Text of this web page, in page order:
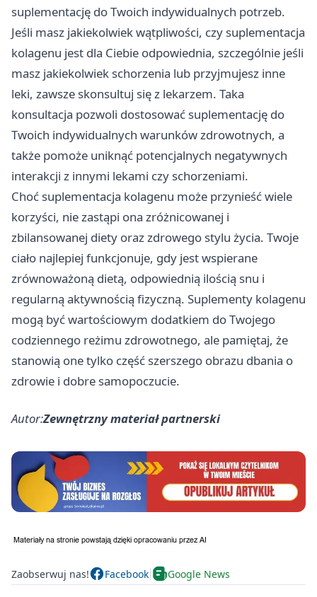
suplementację do Twoich indywidualnych potrzeb.
Jeśli masz jakiekolwiek wątpliwości, czy suplementacja
kolagenu jest dla Ciebie odpowiednia, szczególnie jeśli
masz jakiekolwiek schorzenia lub przyjmujesz inne
leki, zawsze skonsultuj się z lekarzem. Taka
konsultacja pozwoli dostosować suplementację do
Twoich indywidualnych warunków zdrowotnych, a
także pomoże uniknąć potencjalnych negatywnych
interakcji z innymi lekami czy schorzeniami.
Choć suplementacja kolagenu może przynieść wiele
korzyści, nie zastąpi ona zróżnicowanej i
zbilansowanej diety oraz zdrowego stylu życia. Twoje
ciało najlepiej funkcjonuje, gdy jest wspierane
zrównoważoną dietą, odpowiednią ilością snu i
regularną aktywnością fizyczną. Suplementy kolagenu
mogą być wartościowym dodatkiem do Twojego
codziennego reżimu zdrowotnego, ale pamiętaj, że
stanowią one tylko część szerszego obrazu dbania o
zdrowie i dobre samopoczucie.
Autor:Zewnętrzny materiał partnerski
Zaobserwuj nas! Facebook Google News